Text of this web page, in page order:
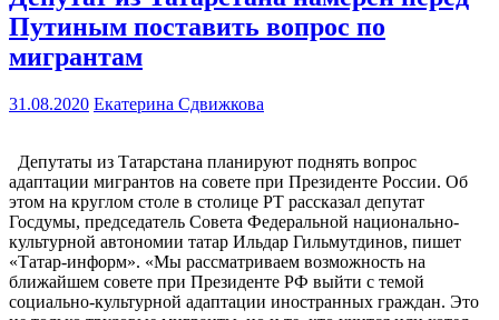
Путиным поставить вопрос по
мигрантам
31.08.2020 Екатерина Сдвижкова
Депутаты из Татарстана планируют поднять вопрос
адаптации мигрантов на совете при Президенте России. Об
этом на круглом столе в столице РТ рассказал депутат
Госдумы, председатель Совета Федеральной национально-
культурной автономии татар Ильдар Гильмутдинов, пишет
«Татар-информ». «Мы рассматриваем возможность на
ближайшем совете при Президенте РФ выйти с темой
социально-культурной адаптации иностранных граждан. Это